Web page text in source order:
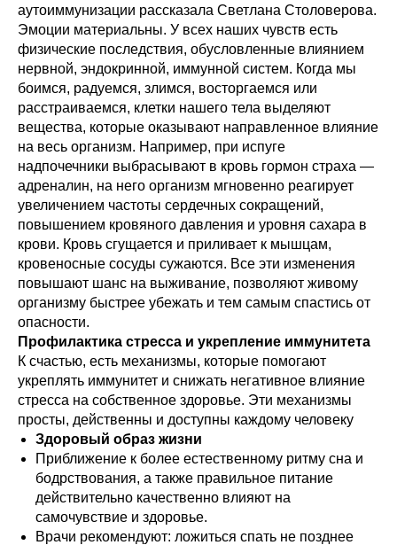
аутоиммунизации рассказала Светлана Столоверова.
Эмоции материальны. У всех наших чувств есть
физические последствия, обусловленные влиянием
нервной, эндокринной, иммунной систем. Когда мы
боимся, радуемся, злимся, восторгаемся или
расстраиваемся, клетки нашего тела выделяют
вещества, которые оказывают направленное влияние
на весь организм. Например, при испуге
надпочечники выбрасывают в кровь гормон страха —
адреналин, на него организм мгновенно реагирует
увеличением частоты сердечных сокращений,
повышением кровяного давления и уровня сахара в
крови. Кровь сгущается и приливает к мышцам,
кровеносные сосуды сужаются. Все эти изменения
повышают шанс на выживание, позволяют живому
организму быстрее убежать и тем самым спастись от
опасности.
Профилактика стресса и укрепление иммунитета
К счастью, есть механизмы, которые помогают
укреплять иммунитет и снижать негативное влияние
стресса на собственное здоровье. Эти механизмы
просты, действенны и доступны каждому человеку
Здоровый образ жизни
Приближение к более естественному ритму сна и
бодрствования, а также правильное питание
действительно качественно влияют на
самочувствие и здоровье.
Врачи рекомендуют: ложиться спать не позднее